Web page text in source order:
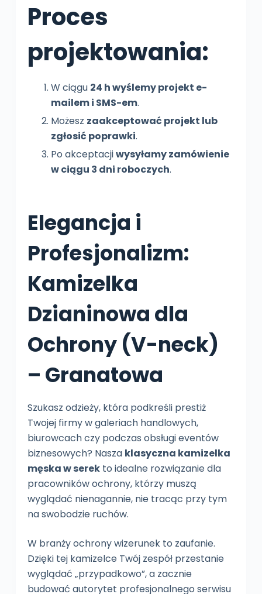
Proces
projektowania:
W ciągu 24 h wyślemy projekt e-
mailem i SMS-em.
Możesz zaakceptować projekt lub
zgłosić poprawki.
Po akceptacjiwysyłamy zamówienie
w ciągu 3 dni roboczych.
Elegancja i
Profesjonalizm:
Kamizelka
Dzianinowa dla
Ochrony (V-neck)
– Granatowa
Szukasz odzieży, która podkreśli prestiż
Twojej firmy w galeriach handlowych,
biurowcach czy podczas obsługi eventów
biznesowych? Nasza klasyczna kamizelka
męska w serekto idealne rozwiązanie dla
pracowników ochrony, którzy muszą
wyglądać nienagannie, nie tracąc przy tym
na swobodzie ruchów.
W branży ochrony wizerunek to zaufanie.
Dzięki tej kamizelce Twój zespół przestanie
wyglądać „przypadkowo”, a zacznie
budować autorytet profesjonalnego serwisu